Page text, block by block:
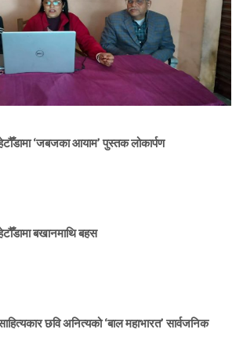
‘जबजका आयाम’ पुस्तक लोकार्पण
बखानमाथि बहस
छवि अनित्यको ‘बाल महाभारत’ सार्वजनिक